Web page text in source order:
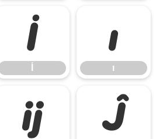
İ ı
ı
ĳ Ĵ